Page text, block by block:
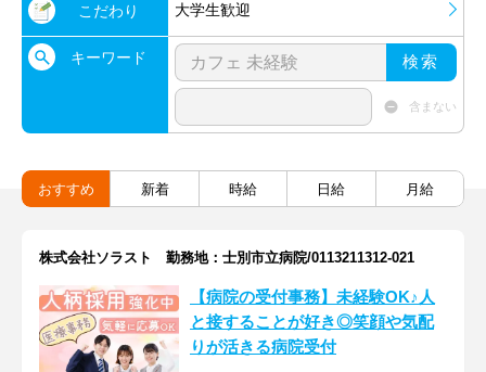
こだわり 大学生歓迎
キーワード 検索
含まない
おすすめ 新着 時給 日給 月給
株式会社ソラスト 勤務地：士別市立病院/0113211312-021
【病院の受付事務】未経験OK♪人
と接することが好き◎笑顔や気配
りが活きる病院受付